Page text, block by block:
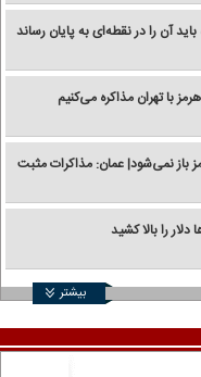
آن را در نقطه‌ای به پایان رساند
با تهران مذاکره می‌کنیم
باز نمی‌شود| عمان: مذاکرات مثبت
بیشتر